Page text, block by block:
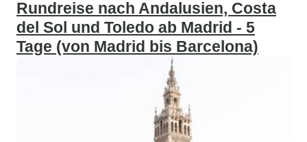
Rundreise nach Andalusien, Costa
del Sol und Toledo ab Madrid - 5
Tage (von Madrid bis Barcelona)